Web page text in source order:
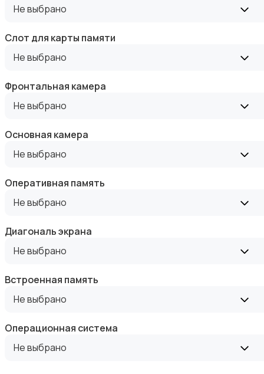
Внешние аккумуляторы
Чехлы
Не выбрано
Слот для карты памяти
Не выбрано
Фронтальная камера
Не выбрано
Основная камера
Не выбрано
Оперативная память
Не выбрано
Диагональ экрана
Не выбрано
Встроенная память
Не выбрано
Операционная система
Не выбрано